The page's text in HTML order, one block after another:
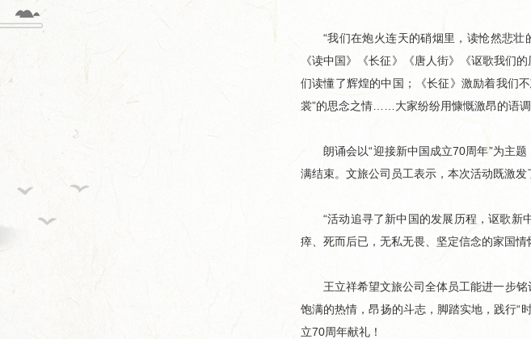
“我们在炮火连天的硝烟里，读怆然悲壮
《读中国》《长征》《唐人街》《讴歌我们
们读懂了辉煌的中国；《长征》激励着我们
裳”的思念之情……大家纷纷用慷慨激昂的语
朗诵会以“迎接新中国成立70周年”为主题
满结束。文旅公司员工表示，本次活动既激
“活动追寻了新中国的发展历程，讴歌新
瘁、死而后已，无私无畏、坚定信念的家国情
王立祥希望文旅公司全体员工能进一步铭记
饱满的热情，昂扬的斗志，脚踏实地，践行“
立70周年献礼！